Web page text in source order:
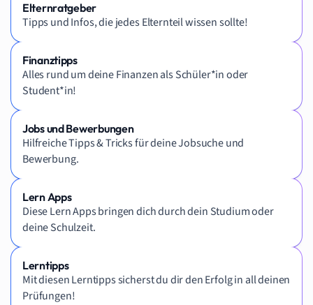
Elternratgeber
Tipps und Infos, die jedes Elternteil wissen sollte!
Finanztipps
Alles rund um deine Finanzen als Schüler*in oder
Student*in!
Jobs und Bewerbungen
Hilfreiche Tipps & Tricks für deine Jobsuche und
Bewerbung.
Lern Apps
Diese Lern Apps bringen dich durch dein Studium oder
deine Schulzeit.
Lerntipps
Mit diesen Lerntipps sicherst du dir den Erfolg in all deinen
Prüfungen!